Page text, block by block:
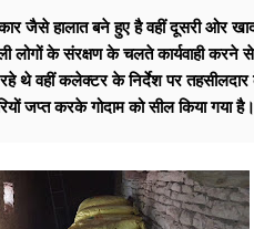
जैसे हालात बने हुए है वहीं दूसरी ओर
लोगों के संरक्षण के चलते कार्यवाही
वहीं कलेक्टर के निर्देश पर तहसीलदार
जप्त करके गोदाम को सील किया गया है।